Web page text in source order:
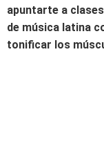
apuntarte a
de música latina
tonificar los